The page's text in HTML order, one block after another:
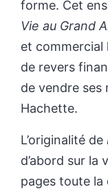
forme. Cet
Vie au Grand
et commercial
de revers
de vendre ses
Hachette.
L’originalité de
d’abord sur la
pages toute la